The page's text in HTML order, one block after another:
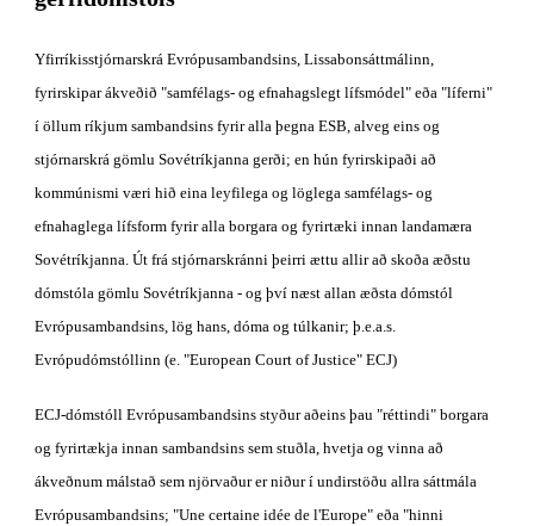
Yfirríkisstjórnarskrá Evrópusambandsins, Lissabonsáttmálinn,
fyrirskipar ákveðið "samfélags- og efnahagslegt lífsmódel" eða "líferni"
í öllum ríkjum sambandsins fyrir alla þegna ESB, alveg eins og
stjórnarskrá gömlu Sovétríkjanna gerði; en hún fyrirskipaði að
kommúnismi væri hið eina leyfilega og löglega samfélags- og
efnahaglega lífsform fyrir alla borgara og fyrirtæki innan landamæra
Sovétríkjanna. Út frá stjórnarskránni þeirri ættu allir að skoða æðstu
dómstóla gömlu Sovétríkjanna - og því næst allan æðsta dómstól
Evrópusambandsins, lög hans, dóma og túlkanir; þ.e.a.s.
Evrópudómstóllinn (e. "European Court of Justice" ECJ)
ECJ-dómstóll Evrópusambandsins styður aðeins þau "réttindi" borgara
og fyrirtækja innan sambandsins sem stuðla, hvetja og vinna að
ákveðnum málstað sem njörvaður er niður í undirstöðu allra sáttmála
Evrópusambandsins; "Une certaine idée de l'Europe" eða "hinni